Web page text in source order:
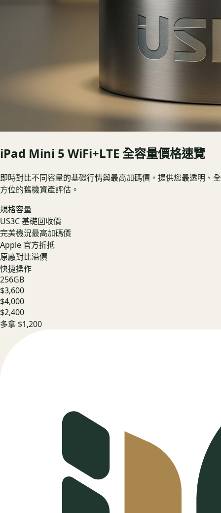
iPad Mini 5 WiFi+LTE 全容量價格速覽
即時對比不同容量的基礎行情與最高加碼價，提供您最透明、全
方位的舊機資產評估。
規格容量
US3C 基礎回收價
完美機況最高加碼價
Apple 官方折抵
原廠對比溢價
快捷操作
256GB
$3,600
$4,000
$2,400
多拿 $1,200